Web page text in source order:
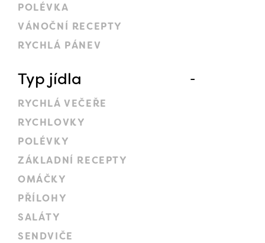
POLÉVKA
VÁNOČNÍ RECEPTY
RYCHLÁ PÁNEV
Typ jídla
RYCHLÁ VEČEŘE
RYCHLOVKY
POLÉVKY
ZÁKLADNÍ RECEPTY
OMÁČKY
PŘÍLOHY
SALÁTY
SENDVIČE